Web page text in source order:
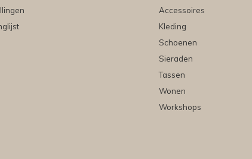
Accessoires
Kleding
Schoenen
Sieraden
Tassen
Wonen
Workshops